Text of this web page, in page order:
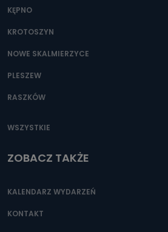
KĘPNO
KROTOSZYN
NOWE SKALMIERZYCE
PLESZEW
RASZKÓW
WSZYSTKIE
ZOBACZ TAKŻE
KALENDARZ WYDARZEŃ
KONTAKT